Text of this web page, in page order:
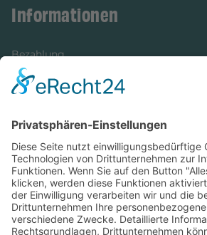
Informationen
Bezahlung
Newsletter
Versandinformationen
Verfügbarkeit/Verträglichkeit
Rechtliches
Widerrufsrecht und Widerrufsformular
Impressum